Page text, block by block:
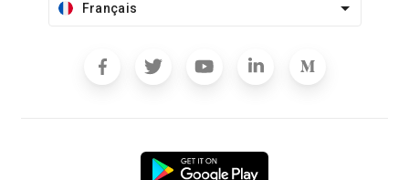
Français